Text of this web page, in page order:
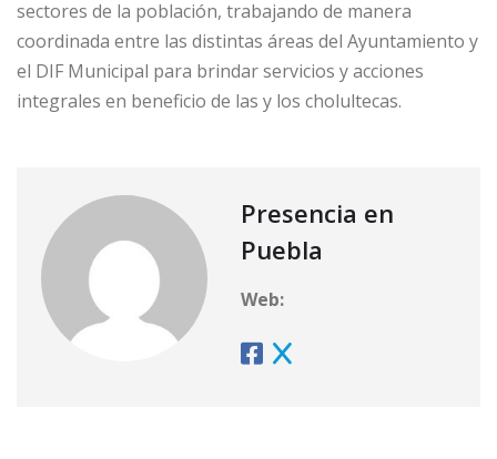
sectores de la población, trabajando de manera
coordinada entre las distintas áreas del Ayuntamiento y
el DIF Municipal para brindar servicios y acciones
integrales en beneficio de las y los cholultecas.
Presencia en
Puebla
Web: